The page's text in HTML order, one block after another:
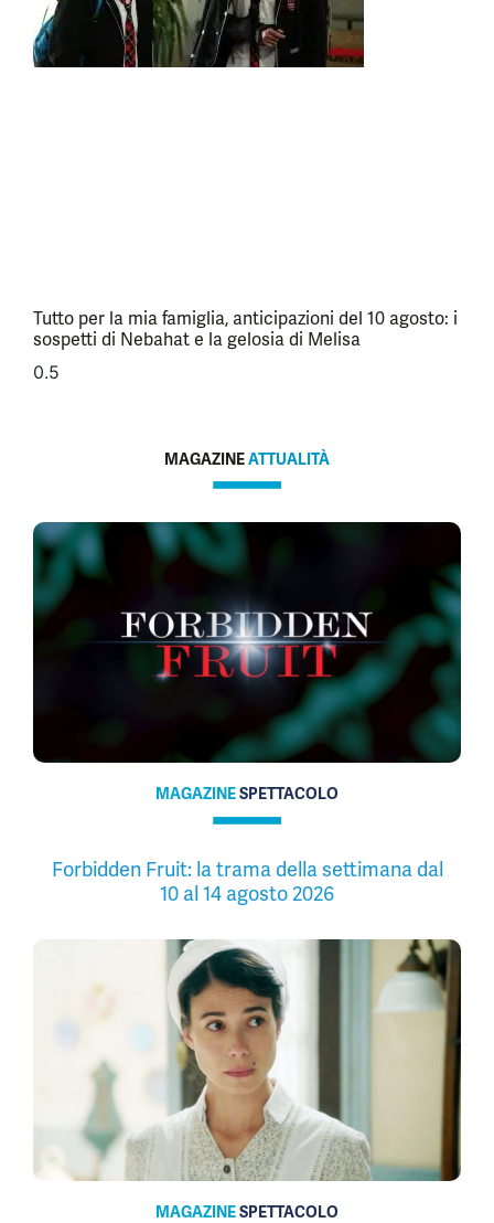
Tutto per la mia famiglia, anticipazioni del 10 agosto: i
sospetti di Nebahat e la gelosia di Melisa
MAGAZINEATTUALITÀ
MAGAZINESPETTACOLO
Forbidden Fruit: la trama della settimana dal
10 al 14 agosto 2026
MAGAZINESPETTACOLO